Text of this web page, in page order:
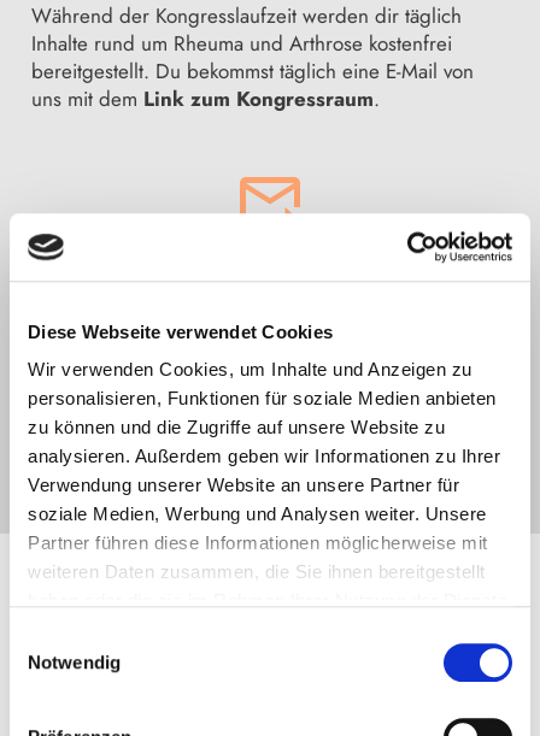
Diese Webseite verwendet Cookies
Wir verwenden Cookies, um Inhalte und Anzeigen zu
personalisieren, Funktionen für soziale Medien anbieten
zu können und die Zugriffe auf unsere Website zu
analysieren. Außerdem geben wir Informationen zu Ihrer
Verwendung unserer Website an unsere Partner für
soziale Medien, Werbung und Analysen weiter. Unsere
Partner führen diese Informationen möglicherweise mit
weiteren Daten zusammen, die Sie ihnen bereitgestellt
Einstellungen widerrufen oder ändern:
. Es befindet sich auch ein Link in der
Fußzeile zu den Einstellungen der Cookies um diese
Notwendig
Während der Kongresslaufzeit werden dir täglich
Inhalte rund um Rheuma und Arthrose kostenfrei
bereitgestellt. Du bekommst täglich eine E-Mail von
uns mit dem Link zum Kongressraum.
3. Du möchtest mehr?
Möchtest du über den Kongresszeitraum hinaus
lebenslangen Zugriff auf die Kongress-Inhalte und
zahlreiche Boni haben, dann kannst du dir den
Premium-Zugangsichern.
Experteninterviews erwarten dich